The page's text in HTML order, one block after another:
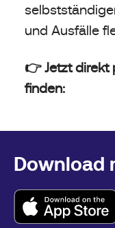
und Ausfälle
👉 Jetzt direkt
finden:
Download